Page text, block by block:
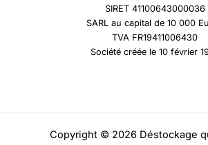
SIRET 41100643000036
SARL au capital de 10 000
TVA FR19411006430
Société créée le 10 février
Copyright © 2026 Déstockage